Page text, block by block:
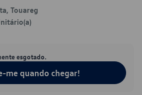
Touareg
esgotado.
me quando chegar!